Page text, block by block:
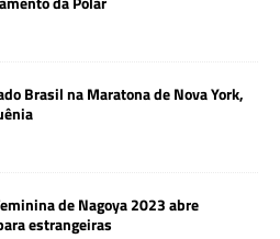
Brasil na Maratona de Nova York,
de Nagoya 2023 abre
estrangeiras